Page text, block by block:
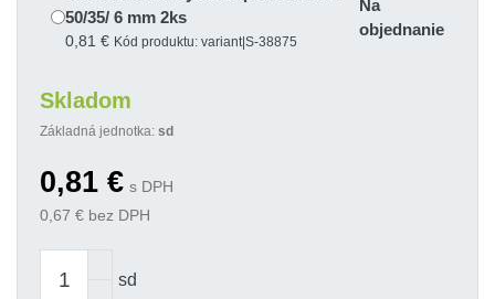
50/35/ 6 mm 2ks
0,81 € Kód produktu: variant|S-38875
Na
objednanie
Váleček malířský Moltopren ACRYL
70/35/ 6 mm 2ks
0,91 €Kód produktu: variant|S-38877
Skladom
Základná jednotka: sd
0,81 € s DPH
0,67 € bez DPH
sd